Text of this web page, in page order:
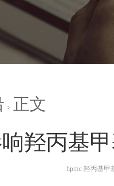
正文
羟丙基
hpmc 羟丙基